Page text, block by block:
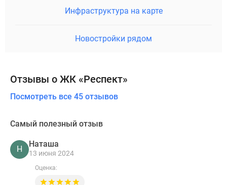
Инфраструктура на карте
Новостройки рядом
Отзывы о ЖК «Респект»
Посмотреть все 45 отзывов
Самый полезный отзыв
Н
Наташа
13 июня 2024
Оценка: